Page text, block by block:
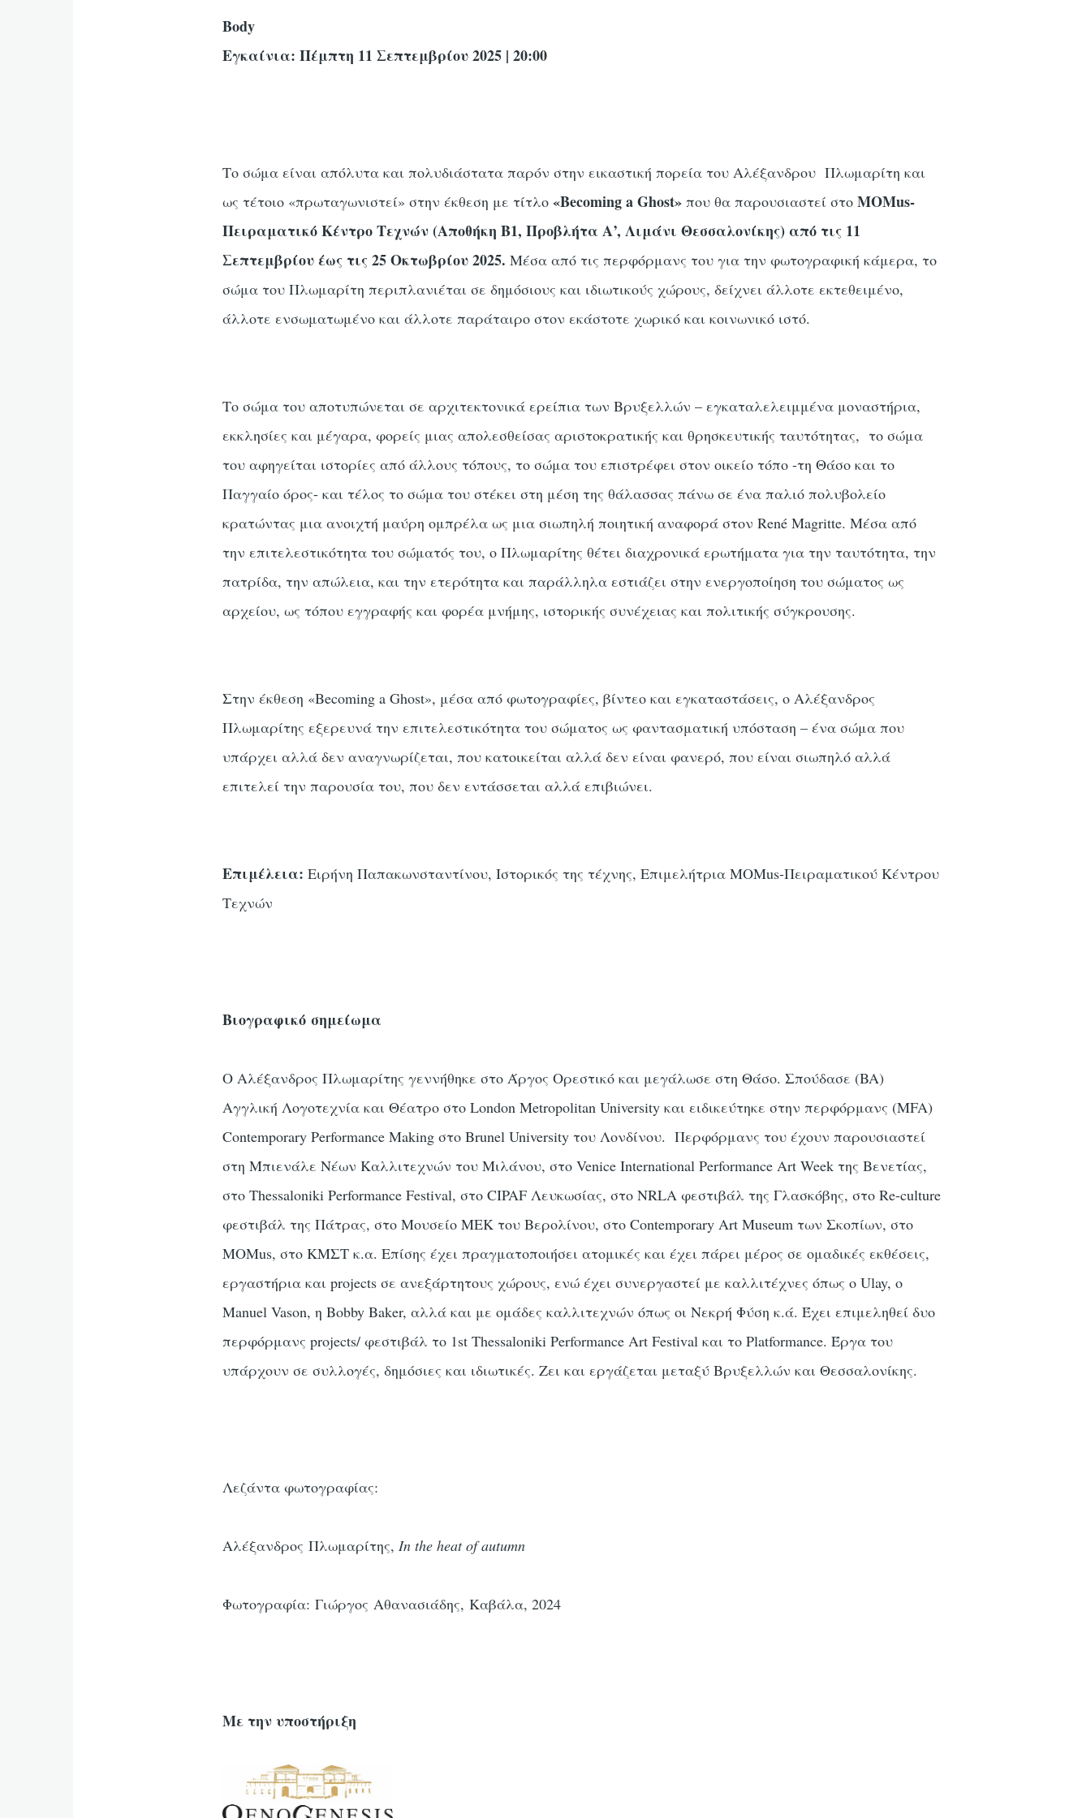
Body
Εγκαίνια: Πέμπτη 11 Σεπτεμβρίου 2025 | 20:00
Το σώμα είναι απόλυτα και πολυδιάστατα παρόν στην εικαστική πορεία του Αλέξανδρου Πλωμαρίτη και
ως τέτοιο «πρωταγωνιστεί» στην έκθεση με τίτλο«Becoming a Ghost» που θα παρουσιαστεί στοMOMus-
Πειραματικό Κέντρο Τεχνών (Αποθήκη Β1, Προβλήτα Α’, Λιμάνι Θεσσαλονίκης) από τις 11
Σεπτεμβρίου έως τις 25 Οκτωβρίου 2025. Μέσα από τις περφόρμανς του για την φωτογραφική κάμερα, το
σώμα του Πλωμαρίτη περιπλανιέται σε δημόσιους και ιδιωτικούς χώρους, δείχνει άλλοτε εκτεθειμένο,
άλλοτε ενσωματωμένο και άλλοτε παράταιρο στον εκάστοτε χωρικό και κοινωνικό ιστό.
Το σώμα του αποτυπώνεται σε αρχιτεκτονικά ερείπια των Βρυξελλών – εγκαταλελειμμένα μοναστήρια,
εκκλησίες και μέγαρα, φορείς μιας απολεσθείσας αριστοκρατικής και θρησκευτικής ταυτότητας, το σώμα
του αφηγείται ιστορίες από άλλους τόπους, το σώμα του επιστρέφει στον οικείο τόπο -τη Θάσο και το
Παγγαίο όρος- και τέλος το σώμα του στέκει στη μέση της θάλασσας πάνω σε ένα παλιό πολυβολείο
κρατώντας μια ανοιχτή μαύρη ομπρέλα ως μια σιωπηλή ποιητική αναφορά στον René Magritte. Μέσα από
την επιτελεστικότητα του σώματός του, ο Πλωμαρίτης θέτει διαχρονικά ερωτήματα για την ταυτότητα, την
πατρίδα, την απώλεια, και την ετερότητα και παράλληλα εστιάζει στην ενεργοποίηση του σώματος ως
αρχείου, ως τόπου εγγραφής και φορέα μνήμης, ιστορικής συνέχειας και πολιτικής σύγκρουσης.
Στην έκθεση «Becoming a Ghost», μέσα από φωτογραφίες, βίντεο και εγκαταστάσεις, ο Αλέξανδρος
Πλωμαρίτης εξερευνά την επιτελεστικότητα του σώματος ως φαντασματική υπόσταση – ένα σώμα που
υπάρχει αλλά δεν αναγνωρίζεται, που κατοικείται αλλά δεν είναι φανερό, που είναι σιωπηλό αλλά
επιτελεί την παρουσία του, που δεν εντάσσεται αλλά επιβιώνει.
Επιμέλεια: Ειρήνη Παπακωνσταντίνου, Ιστορικός της τέχνης, Επιμελήτρια MOMus-Πειραματικού Κέντρου
Τεχνών
Βιογραφικό σημείωμα
Ο Αλέξανδρος Πλωμαρίτης γεννήθηκε στο Άργος Ορεστικό και μεγάλωσε στη Θάσο. Σπούδασε (BA)
Αγγλική Λογοτεχνία και Θέατρο στο London Metropolitan University και ειδικεύτηκε στην περφόρμανς (MFA)
Contemporary Performance Making στο Brunel University του Λονδίνου. Περφόρμανς του έχουν παρουσιαστεί
στη Μπιενάλε Νέων Καλλιτεχνών του Μιλάνου, στο Venice International Performance Art Week της Βενετίας,
στο Thessaloniki Performance Festival, στο CIPAF Λευκωσίας, στο NRLA φεστιβάλ της Γλασκόβης, στο Re-culture
φεστιβάλ της Πάτρας, στο Μουσείο ΜΕΚ του Βερολίνου, στο Contemporary Art Museum των Σκοπίων, στο
ΜΟΜus, στο ΚΜΣΤ κ.α. Επίσης έχει πραγματοποιήσει ατομικές και έχει πάρει μέρος σε ομαδικές εκθέσεις,
εργαστήρια και projects σε ανεξάρτητους χώρους, ενώ έχει συνεργαστεί με καλλιτέχνες όπως ο Ulay, ο
Manuel Vason, η Bobby Baker, αλλά και με ομάδες καλλιτεχνών όπως οι Νεκρή Φύση κ.ά. Έχει επιμεληθεί δυο
περφόρμανς projects/ φεστιβάλ το 1st Thessaloniki Performance Art Festival και το Platformance. Έργα του
υπάρχουν σε συλλογές, δημόσιες και ιδιωτικές. Ζει και εργάζεται μεταξύ Βρυξελλών και Θεσσαλονίκης.
Λεζάντα φωτογραφίας:
Αλέξανδρος Πλωμαρίτης,In the heat of autumn
Φωτογραφία: Γιώργος Αθανασιάδης, Καβάλα, 2024
Με την υποστήριξη